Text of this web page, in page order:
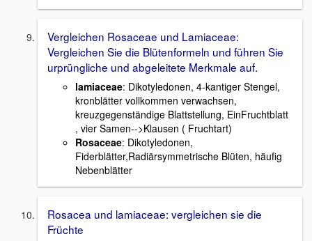
Vergleichen Rosaceae und Lamiaceae:
Vergleichen Sie die Blütenformeln und führen Sie
urprüngliche und abgeleitete Merkmale auf.
lamiaceae: Dikotyledonen, 4-kantiger Stengel,
kronblätter vollkommen verwachsen,
kreuzgegenständige Blattstellung, EinFruchtblatt
, vier Samen-->Klausen ( Fruchtart)
Rosaceae: Dikotyledonen,
Fiderblätter,Radiärsymmetrische Blüten, häufig
Nebenblätter
Rosacea und lamiaceae: vergleichen sie die
Früchte